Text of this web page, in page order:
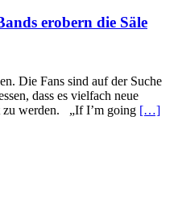
erobern die Säle
Die Fans sind auf der Suche
dass es vielfach neue
zu werden. „If I’m going […]